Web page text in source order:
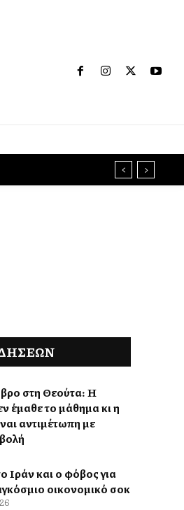
στη Θεούτα: Η
έμαθε το μάθημα κι η
αντιμέτωπη με
Ιράν και ο φόβος για
οικονομικό σοκ